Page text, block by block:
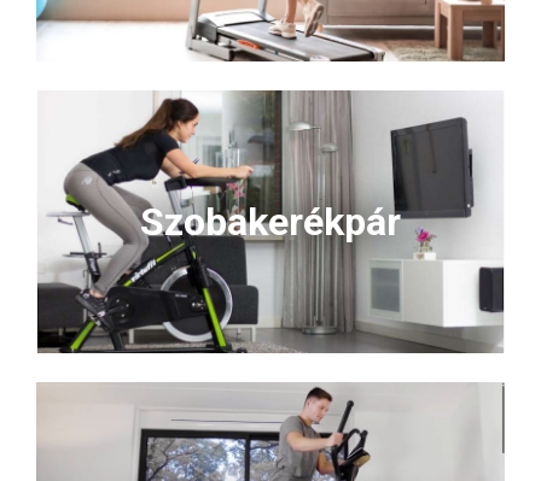
Szobakerékpár